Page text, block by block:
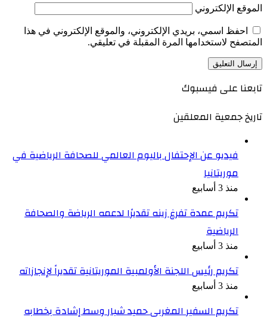
الموقع الإلكتروني
احفظ اسمي، بريدي الإلكتروني، والموقع الإلكتروني في هذا
المتصفح لاستخدامها المرة المقبلة في تعليقي.
تابعنا على فيسبوك
تاريخ جمعية المعلقين
فيديو عن الإحتفال باليوم العالمي للصحافة الرياضية في
موريتانيا
منذ 3 أسابيع
تكريم عمدة تفرغ زينه تقديرًا لدعمه الرياضة والصحافة
الرياضية
منذ 3 أسابيع
تكريم رئيس اللجنة الأولمبية الموريتانية تقديراً لإنجازاته
منذ 3 أسابيع
تكريم السفير المغربي حميد شبار وسط إشادة بخطابه